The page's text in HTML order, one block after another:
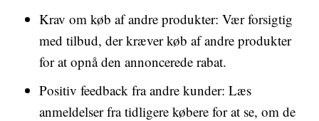
Krav om køb af andre produkter: Vær forsigtig
med tilbud, der kræver køb af andre produkter
for at opnå den annoncerede rabat.
Positiv feedback fra andre kunder: Læs
anmeldelser fra tidligere købere for at se, om de